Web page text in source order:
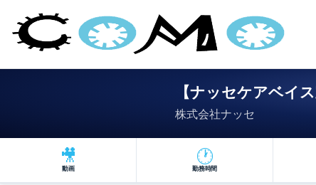
【ナッセケアベイ
株式会社ナッセ
🎥
動画
🕐
勤務時間